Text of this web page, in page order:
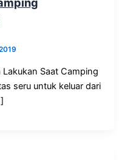
Saat Camping
seru untuk keluar dari